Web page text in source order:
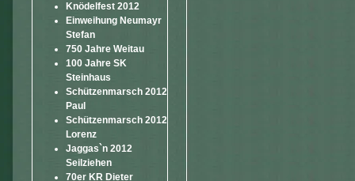
Knödelfest 2012
Einweihung Neumayr
Stefan
750 Jahre Weitau
100 Jahre SK
Steinhaus
Schützenmarsch 2012
Paul
Schützenmarsch 2012
Lorenz
Jaggas`n 2012
Seilziehen
70er KR Dieter